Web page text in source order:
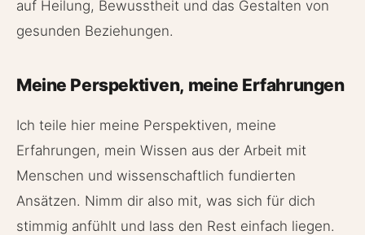
auf Heilung, Bewusstheit und das Gestalten von
gesunden Beziehungen.
Meine Perspektiven, meine Erfahrungen
Ich teile hier meine Perspektiven, meine
Erfahrungen, mein Wissen aus der Arbeit mit
Menschen und wissenschaftlich fundierten
Ansätzen. Nimm dir also mit, was sich für dich
stimmig anfühlt und lass den Rest einfach liegen.